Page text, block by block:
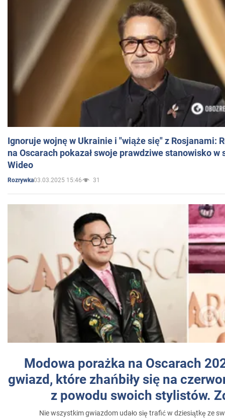
Ignoruje wojnę w Ukrainie i "wiąże się" z Rosjanami:
na Oscarach pokazał swoje prawdziwe stanowisko w
Wideo
Rozrywka03.03.2025 15:46 31
Modowa porażka na Oscarach
gwiazd, które zhańbiły się na
z powodu swoich stylistów.
Nie wszystkim gwiazdom udało się trafić w dziesiątkę ze